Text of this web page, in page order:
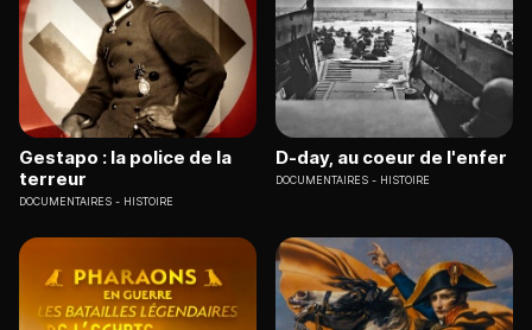
Gestapo : la police de la
terreur
DOCUMENTAIRES HISTOIRE
D-day, au coeur de l'enfer
DOCUMENTAIRES HISTOIRE